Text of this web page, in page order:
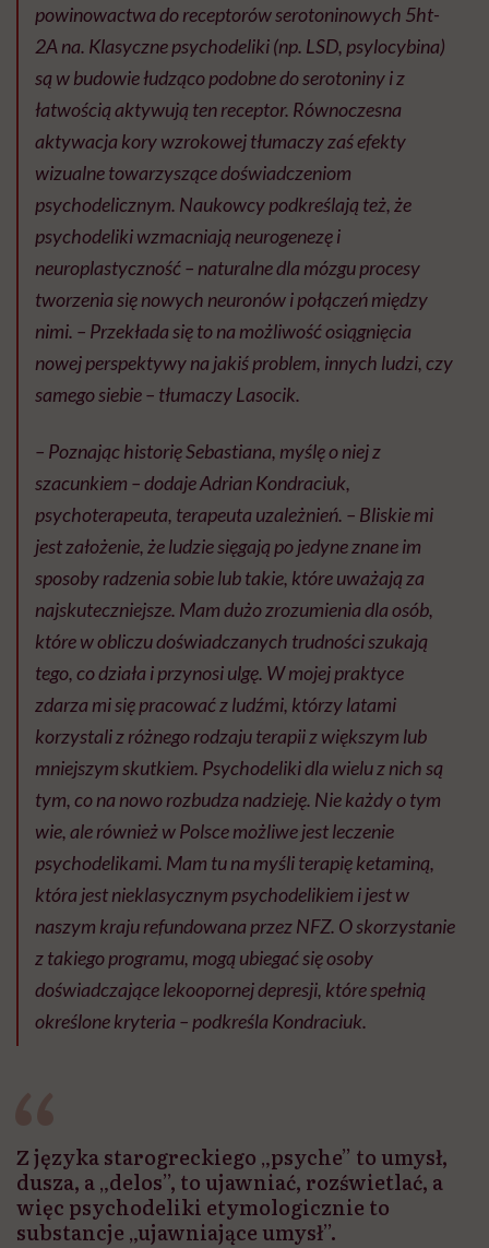
powinowactwa do receptorów serotoninowych 5ht-
2A na. Klasyczne psychodeliki (np. LSD, psylocybina)
są w budowie łudząco podobne do serotoniny i z
łatwością aktywują ten receptor. Równoczesna
aktywacja kory wzrokowej tłumaczy zaś efekty
wizualne towarzyszące doświadczeniom
psychodelicznym. Naukowcy podkreślają też, że
psychodeliki wzmacniają neurogenezę i
neuroplastyczność – naturalne dla mózgu procesy
tworzenia się nowych neuronów i połączeń między
nimi. – Przekłada się to na możliwość osiągnięcia
nowej perspektywy na jakiś problem, innych ludzi, czy
samego siebie – tłumaczy Lasocik.
– Poznając historię Sebastiana, myślę o niej z
szacunkiem – dodaje Adrian Kondraciuk,
psychoterapeuta, terapeuta uzależnień. – Bliskie mi
jest założenie, że ludzie sięgają po jedyne znane im
sposoby radzenia sobie lub takie, które uważają za
najskuteczniejsze. Mam dużo zrozumienia dla osób,
które w obliczu doświadczanych trudności szukają
tego, co działa i przynosi ulgę. W mojej praktyce
zdarza mi się pracować z ludźmi, którzy latami
korzystali z różnego rodzaju terapii z większym lub
mniejszym skutkiem. Psychodeliki dla wielu z nich są
tym, co na nowo rozbudza nadzieję. Nie każdy o tym
wie, ale również w Polsce możliwe jest leczenie
psychodelikami. Mam tu na myśli terapię ketaminą,
która jest nieklasycznym psychodelikiem i jest w
naszym kraju refundowana przez NFZ. O skorzystanie
z takiego programu, mogą ubiegać się osoby
doświadczające lekoopornej depresji, które spełnią
określone kryteria – podkreśla Kondraciuk.
Z języka starogreckiego „psyche” to umysł,
dusza, a „delos”, to ujawniać, rozświetlać, a
więc psychodeliki etymologicznie to
substancje „ujawniające umysł”.